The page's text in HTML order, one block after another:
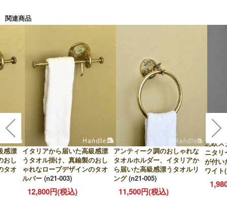
関連商品
感漂
おし
タオ
イタリアから届いた高級感漂
うタオル掛け、真鍮製のおし
ゃれなロープデザインのタオ
ルバー (n21-003)
12,800円(税込)
アンティーク調のおしゃれな
タオルホルダー、イタリアか
ら届いた高級感漂うタオルリ
ング (n21-005)
11,500円(税込)
北欧ス
ニタリ
が付い
ワイト